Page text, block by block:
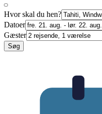
Hvor skal du hen?
Datoer
Gæster
Søg